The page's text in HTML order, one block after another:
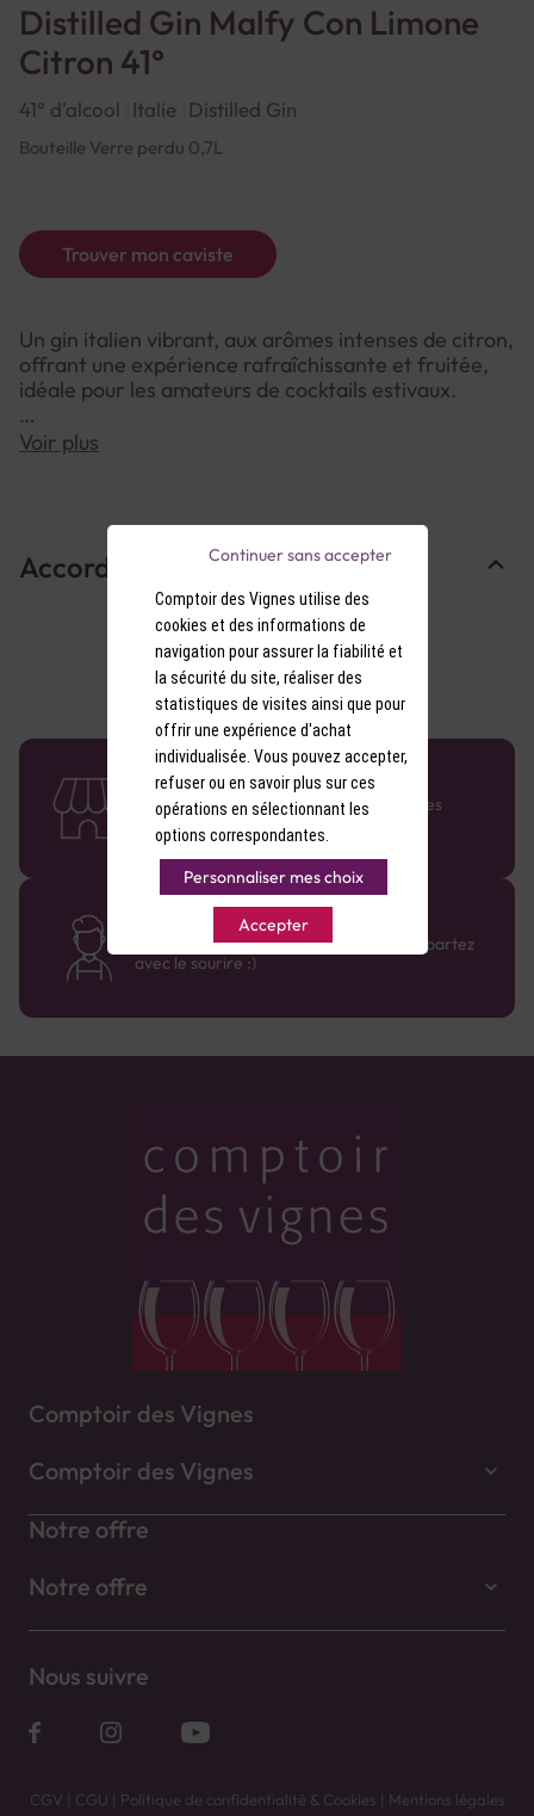
Distilled Gin Malfy Con Limone
Citron 41°
41° d'alcool Italie Distilled Gin
Bouteille Verre perdu 0,7L
Trouver mon caviste
Un gin italien vibrant, aux arômes intenses de citron,
offrant une expérience rafraîchissante et fruitée,
idéale pour les amateurs de cocktails estivaux.
d'agrumes.
Saveurs : Une attaque vive et acidulée de citron,
suivie de touches d'épices douces et d'une finale
légèrement sucrée et persistante.
Voir plus
Accords Mets & Vins
58 caves en France
Retrouvez le réseau Comptoir des Vignes
partout en France !
Des cavistes à votre écoute
Bénéficiez de conseils sur-mesure et repartez
avec le sourire :)
Comptoir des Vignes
Comptoir des Vignes
Notre offre
Notre offre
Nous suivre
CGV | CGU | Politique de confidentialité & Cookies | Mentions légales
Comptoir des Vignes utilise des
cookies et des informations de
navigation pour assurer la fiabilité et
la sécurité du site, réaliser des
statistiques de visites ainsi que pour
offrir une expérience d'achat
individualisée. Vous pouvez accepter,
refuser ou en savoir plus sur ces
opérations en sélectionnant les
options correspondantes.
Personnaliser mes choix
Accepter
Continuer sans accepter